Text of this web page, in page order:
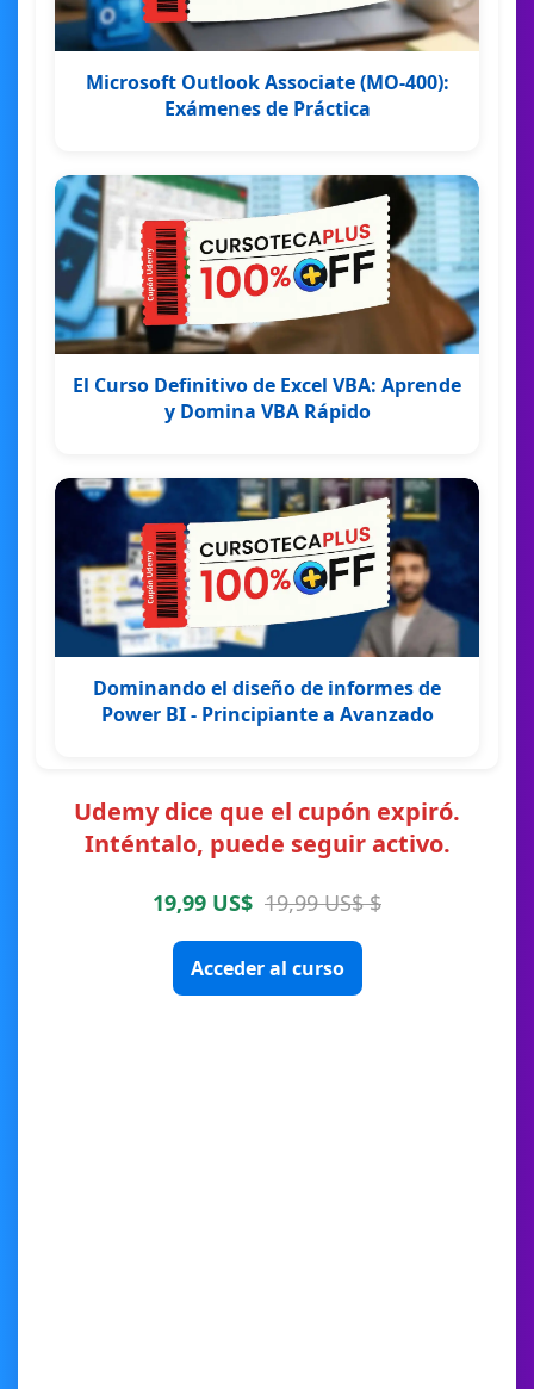
Microsoft Outlook Associate (MO-400):
Exámenes de Práctica
El Curso Definitivo de Excel VBA: Aprende
y Domina VBA Rápido
Dominando el diseño de informes de
Power BI - Principiante a Avanzado
Udemy dice que el cupón expiró.
Inténtalo, puede seguir activo.
19,99 US$ 19,99 US$ $
Acceder al curso